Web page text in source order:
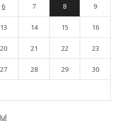
6 7 8 9
13 14 15 16
20 21 22 23
27 28 29 30